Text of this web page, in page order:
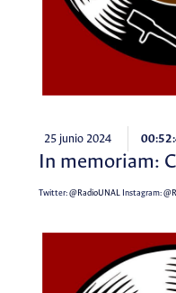
25 junio 2024
In memoriam:
Twitter:@RadioUNALInstagram: